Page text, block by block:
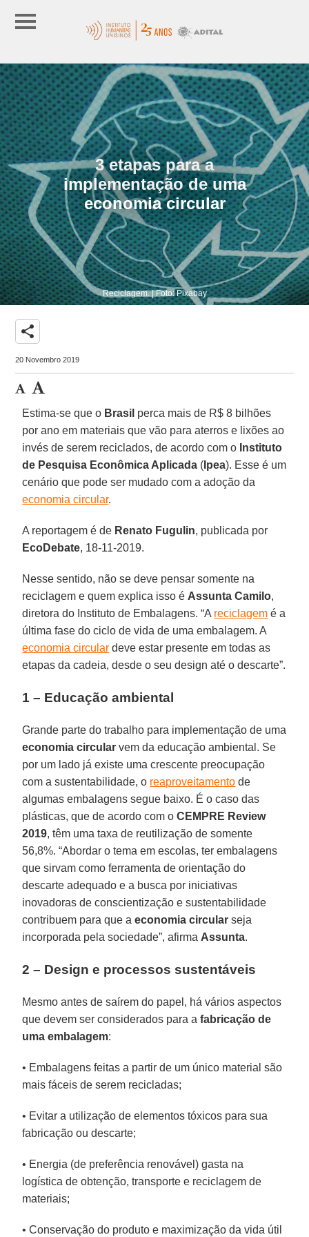
3 etapas para a
implementação de uma
economia circular
Reciclagem. | Foto: Pixabay
share
20 Novembro 2019
Estima-se que o Brasil perca mais de R$ 8 bilhões
por ano em materiais que vão para aterros e lixões ao
invés de serem reciclados, de acordo com o Instituto
de Pesquisa Econômica Aplicada ( Ipea). Esse é um
cenário que pode ser mudado com a adoção da
economia circular.
A reportagem é de Renato Fugulin, publicada por
EcoDebate, 18-11-2019.
Nesse sentido, não se deve pensar somente na
reciclagem e quem explica isso é Assunta Camilo,
diretora do Instituto de Embalagens. “A reciclagem é a
última fase do ciclo de vida de uma embalagem. A
economia circular deve estar presente em todas as
etapas da cadeia, desde o seu design até o descarte”.
1 – Educação ambiental
Grande parte do trabalho para implementação de uma
economia circular vem da educação ambiental. Se
por um lado já existe uma crescente preocupação
com a sustentabilidade, o reaproveitamento de
algumas embalagens segue baixo. É o caso das
plásticas, que de acordo com oCEMPRE Review
2019, têm uma taxa de reutilização de somente
56,8%. “Abordar o tema em escolas, ter embalagens
que sirvam como ferramenta de orientação do
descarte adequado e a busca por iniciativas
inovadoras de conscientização e sustentabilidade
contribuem para que aeconomia circular seja
incorporada pela sociedade”, afirma Assunta.
2 – Design e processos sustentáveis
Mesmo antes de saírem do papel, há vários aspectos
que devem ser considerados para afabricação de
uma embalagem:
• Embalagens feitas a partir de um único material são
mais fáceis de serem recicladas;
• Evitar a utilização de elementos tóxicos para sua
fabricação ou descarte;
• Energia (de preferência renovável) gasta na
logística de obtenção, transporte e reciclagem de
materiais;
• Conservação do produto e maximização da vida útil